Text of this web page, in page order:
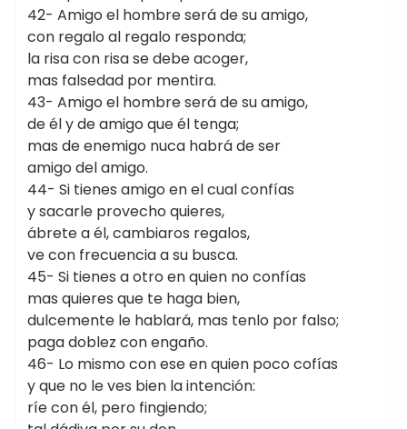
42- Amigo el hombre será de su amigo,
con regalo al regalo responda;
la risa con risa se debe acoger,
mas falsedad por mentira.
43- Amigo el hombre será de su amigo,
de él y de amigo que él tenga;
mas de enemigo nuca habrá de ser
amigo del amigo.
44- Si tienes amigo en el cual confías
y sacarle provecho quieres,
ábrete a él, cambiaros regalos,
ve con frecuencia a su busca.
45- Si tienes a otro en quien no confías
mas quieres que te haga bien,
dulcemente le hablará, mas tenlo por falso;
paga doblez con engaño.
46- Lo mismo con ese en quien poco cofías
y que no le ves bien la intención:
ríe con él, pero fingiendo;